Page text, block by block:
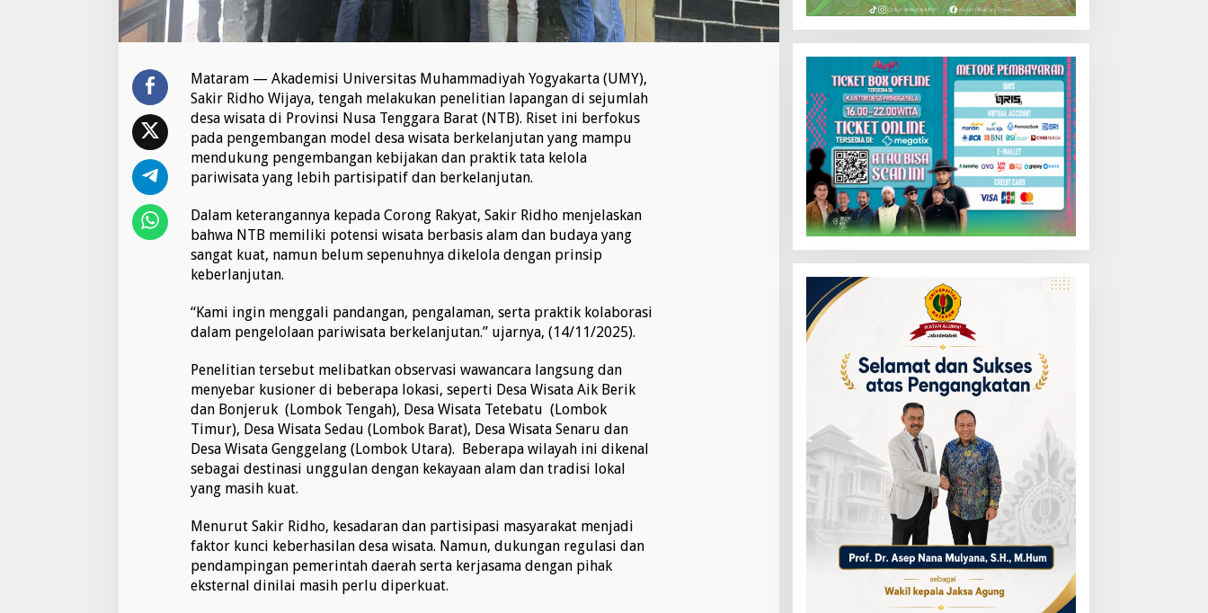
a
j
u
t
a
n
d
i
B
,
D
o
n
g
e
g
u
a
t
a
E
o
n
o
m
i
Mataram — Akademisi Universitas Muhammadiyah Yogyakarta (UMY),
Sakir Ridho Wijaya, tengah melakukan penelitian lapangan di sejumlah
desa wisata di Provinsi Nusa Tenggara Barat (NTB). Riset ini berfokus
pada pengembangan model desa wisata berkelanjutan yang mampu
mendukung pengembangan kebijakan dan praktik tata kelola
pariwisata yang lebih partisipatif dan berkelanjutan.
Dalam keterangannya kepada Corong Rakyat, Sakir Ridho menjelaskan
bahwa NTB memiliki potensi wisata berbasis alam dan budaya yang
sangat kuat, namun belum sepenuhnya dikelola dengan prinsip
keberlanjutan.
“Kami ingin menggali pandangan, pengalaman, serta praktik kolaborasi
dalam pengelolaan pariwisata berkelanjutan.” ujarnya, (14/11/2025).
Penelitian tersebut melibatkan observasi wawancara langsung dan
menyebar kusioner di beberapa lokasi, seperti Desa Wisata Aik Berik
dan Bonjeruk (Lombok Tengah), Desa Wisata Tetebatu (Lombok
Timur), Desa Wisata Sedau (Lombok Barat), Desa Wisata Senaru dan
Desa Wisata Genggelang (Lombok Utara). Beberapa wilayah ini dikenal
sebagai destinasi unggulan dengan kekayaan alam dan tradisi lokal
yang masih kuat.
Menurut Sakir Ridho, kesadaran dan partisipasi masyarakat menjadi
faktor kunci keberhasilan desa wisata. Namun, dukungan regulasi dan
pendampingan pemerintah daerah serta kerjasama dengan pihak
eksternal dinilai masih perlu diperkuat.